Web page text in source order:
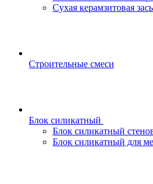
Сухая керамзитовая
Строительные смеси
Блок силикатный
Блок силикатный
Блок силикатный для